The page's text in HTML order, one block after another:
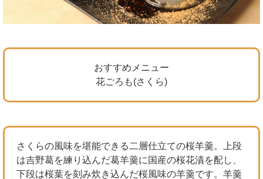
おすすめメニュー
花ごろも(さくら)
さくらの風味を堪能できる二層仕立ての桜羊羹。上段
は吉野葛を練り込んだ葛羊羹に国産の桜花漬を配し、
下段は桜葉を刻み炊き込んだ桜風味の羊羹です。羊羹